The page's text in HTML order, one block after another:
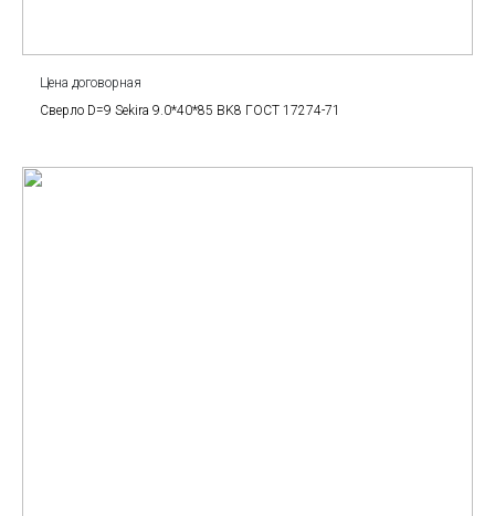
Цена договорная
Сверло D=9 Sekira 9.0*40*85 BK8 ГОСТ 17274-71